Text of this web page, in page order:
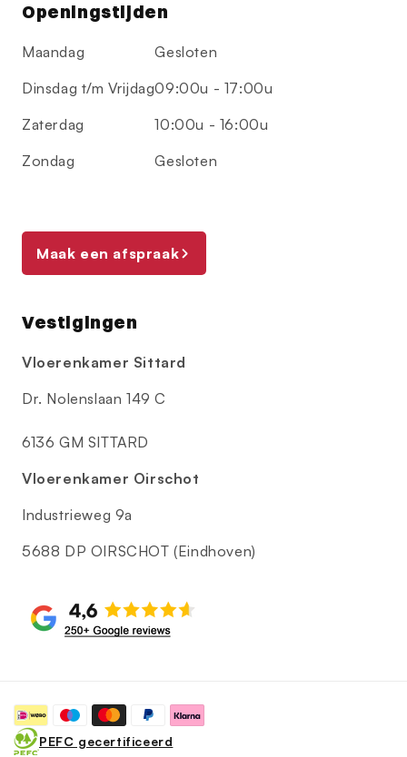
Openingstijden
Maandag
Dinsdag t/m Vrijdag
Zaterdag
Zondag
Gesloten
09:00u - 17:00u
10:00u - 16:00u
Gesloten
Maak een afspraak
Vestigingen
Vloerenkamer Sittard
Dr. Nolenslaan 149 C
6136 GM SITTARD
Vloerenkamer Oirschot
Industrieweg 9a
5688 DP OIRSCHOT (Eindhoven)
PEFC gecertificeerd
Betaalmethoden